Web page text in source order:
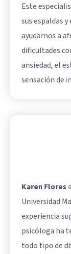
Este
sus espaldas
ayudarnos a
dificultades
ansiedad, el
sensación de
Karen Flores
Universidad
experiencia
psicóloga ha
todo tipo de